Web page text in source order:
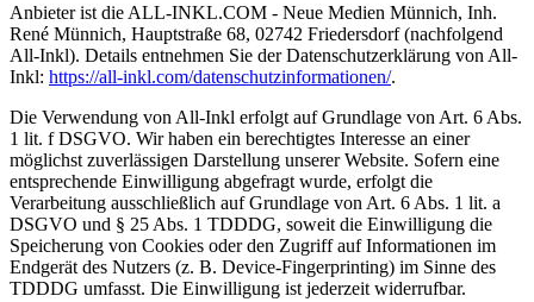
Anbieter ist die ALL-INKL.COM - Neue Medien Münnich, Inh.
René Münnich, Hauptstraße 68, 02742 Friedersdorf (nachfolgend
All-Inkl). Details entnehmen Sie der Datenschutzerklärung von All-
Inkl: https://all-inkl.com/datenschutzinformationen/.
Die Verwendung von All-Inkl erfolgt auf Grundlage von Art. 6 Abs.
1 lit. f DSGVO. Wir haben ein berechtigtes Interesse an einer
möglichst zuverlässigen Darstellung unserer Website. Sofern eine
entsprechende Einwilligung abgefragt wurde, erfolgt die
Verarbeitung ausschließlich auf Grundlage von Art. 6 Abs. 1 lit. a
DSGVO und § 25 Abs. 1 TDDDG, soweit die Einwilligung die
Speicherung von Cookies oder den Zugriff auf Informationen im
Endgerät des Nutzers (z. B. Device-Fingerprinting) im Sinne des
TDDDG umfasst. Die Einwilligung ist jederzeit widerrufbar.